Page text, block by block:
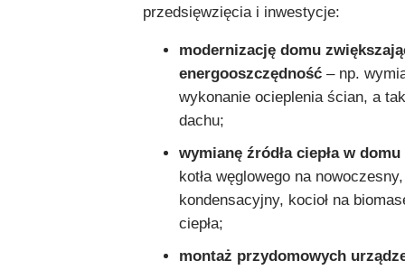
przedsięwzięcia i inwestycje:
modernizację domu
energooszczędność – np.
wykonanie ocieplenia ścian, a
dachu;
wymianę źródła ciepła w domu
kotła węglowego na
kondensacyjny, kocioł na
ciepła;
montaż przydomowych